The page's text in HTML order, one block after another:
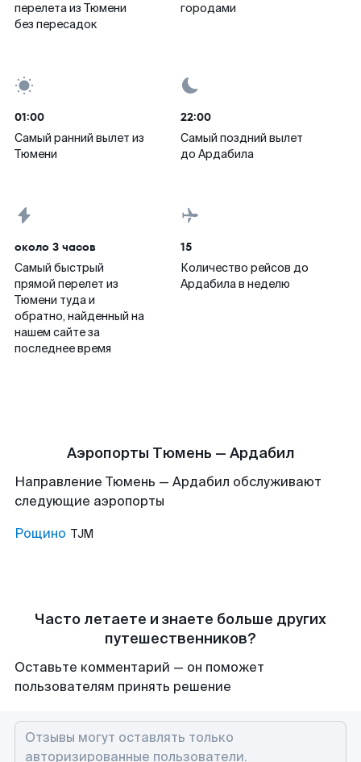
перелета из Тюмени
без пересадок
городами
01:00
Самый ранний вылет из
Тюмени
22:00
Самый поздний вылет
до Ардабила
около 3 часов
Самый быстрый
прямой перелет из
Тюмени туда и
обратно, найденный на
нашем сайте за
последнее время
15
Количество рейсов до
Ардабила в неделю
Аэропорты Тюмень — Ардабил
Направление Тюмень — Ардабил обслуживают
следующие аэропорты
Рощино TJM
Часто летаете и знаете больше других
путешественников?
Оставьте комментарий — он поможет
пользователям принять решение